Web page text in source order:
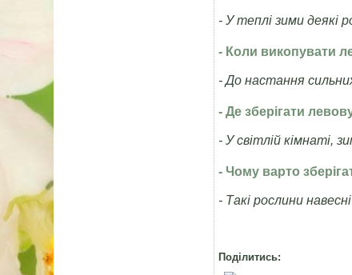
- У теплі зими деякі
- Коли викопувати
- До настання
- Де зберігати
- У світлій кімнаті,
- Чому варто
- Такі рослини
Поділитись: